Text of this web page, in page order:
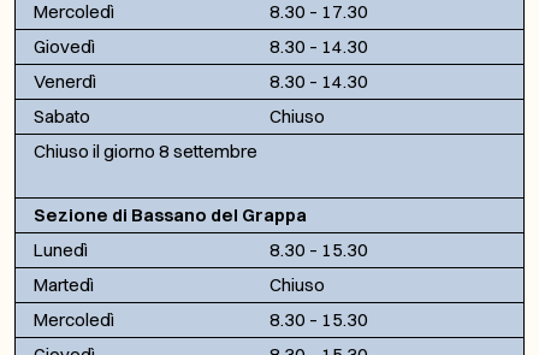
Mercoledì
8.30 – 17.30
Giovedì
8.30 – 14.30
Venerdì
8.30 – 14.30
Sabato
Chiuso
Chiuso il giorno 8 settembre
Sezione di Bassano del Grappa
Lunedì
8.30 – 15.30
Martedì
Chiuso
Mercoledì
8.30 – 15.30